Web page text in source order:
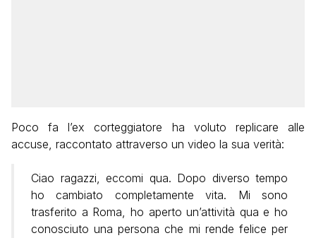
Poco fa l’ex corteggiatore ha voluto replicare alle
accuse, raccontato attraverso un video la sua verità:
Ciao ragazzi, eccomi qua. Dopo diverso tempo
ho cambiato completamente vita. Mi sono
trasferito a Roma, ho aperto un’attività qua e ho
conosciuto una persona che mi rende felice per